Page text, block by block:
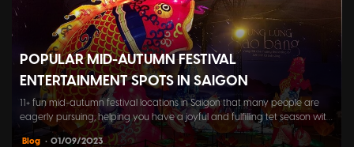
POPULAR MID-AUTUMN FESTIVAL
ENTERTAINMENT SPOTS IN SAIGON
11+ fun mid-autumn festival locations in Saigon that many people are
eagerly pursuing, helping you have a joyful and fulfilling tet season with
family, friends, and colleagues.
Blog • 01/09/2023